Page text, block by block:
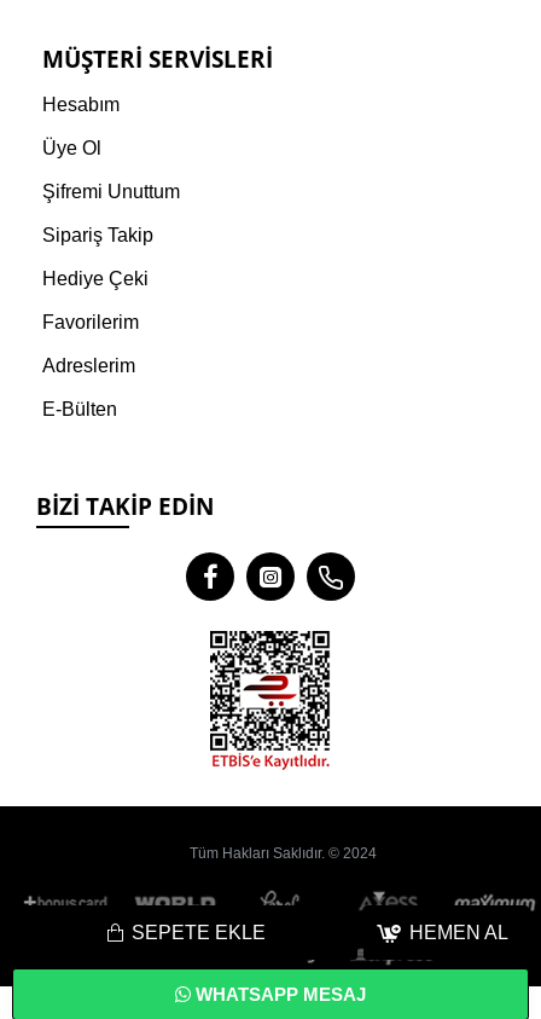
SEPETE EKLE HEMEN AL
WHATSAPP MESAJ
MÜŞTERI SERVISLERI
Hesabım
Üye Ol
Şifremi Unuttum
Sipariş Takip
Hediye Çeki
Favorilerim
Adreslerim
E-Bülten
BIZI TAKIP EDIN
Tüm Hakları Saklıdır. © 2024